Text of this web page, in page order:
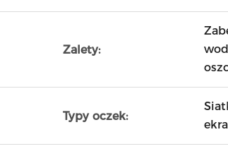
Zalety:
Typy oczek: